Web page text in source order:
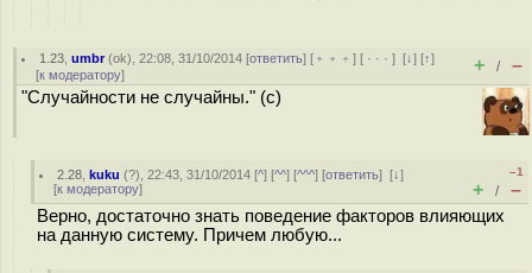
1.23 ,umbr(ok), 22:08, 31/10/2014 [ответить] [ ﹢﹢﹢] [ · · ·][↓] [↑]
[к модератору] + / –
"Случайности не случайны." (с)
2.28 ,kuku (?), 22:43, 31/10/2014 [^] [^^] [^^^] [ответить][↓]
[к модератору]
–1
+ / –
Верно, достаточно знать поведение факторов влияющих
на данную систему. Причем любую...